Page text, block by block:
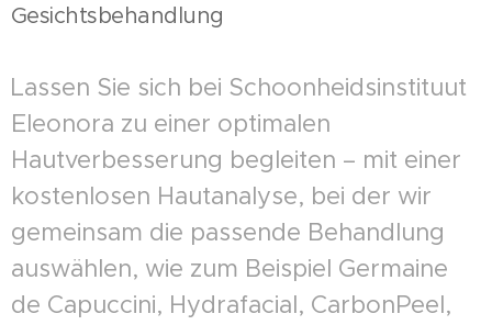
Gesichtsbehandlung
Lassen Sie sich bei Schoonheidsinstituut
Eleonora zu einer optimalen
Hautverbesserung begleiten – mit einer
kostenlosen Hautanalyse, bei der wir
gemeinsam die passende Behandlung
auswählen, wie zum Beispiel Germaine
de Capuccini, Hydrafacial, CarbonPeel,